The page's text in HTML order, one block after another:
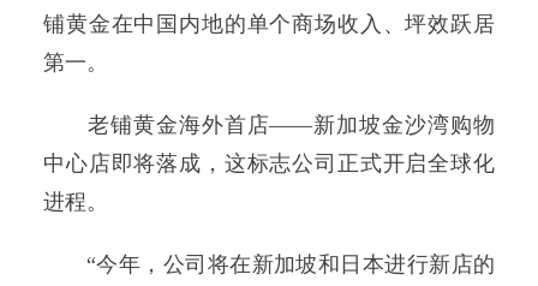
铺黄金在中国内地的单个商场收入、坪效跃居
第一。
老铺黄金海外首店——新加坡金沙湾购物
中心店即将落成，这标志公司正式开启全球化
进程。
“今年，公司将在新加坡和日本进行新店的